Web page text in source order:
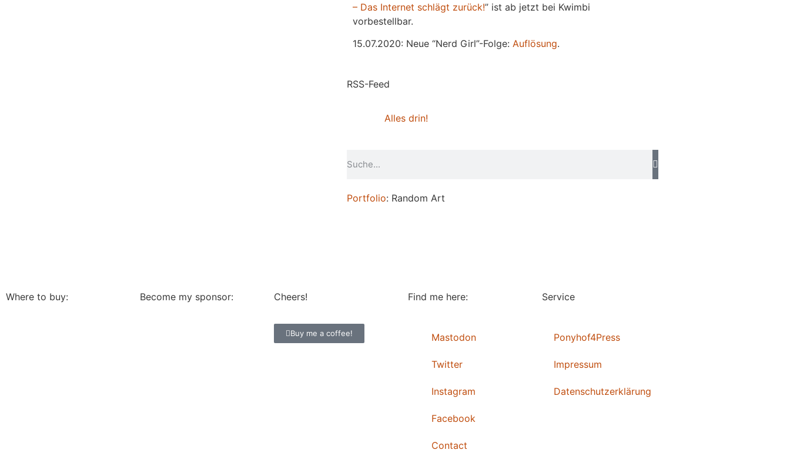
– Das Internet schlägt zurück!” ist ab jetzt bei Kwimbi
vorbestellbar.
15.07.2020: Neue “Nerd Girl”-Folge: Auflösung.
RSS-Feed
Alles drin!
Portfolio: Random Art
Where to buy: Become my sponsor: Cheers!
Buy me a coffee!
Find me here:
Mastodon
Twitter
Instagram
Facebook
Contact
Service
Ponyhof4Press
Impressum
Datenschutzerklärung